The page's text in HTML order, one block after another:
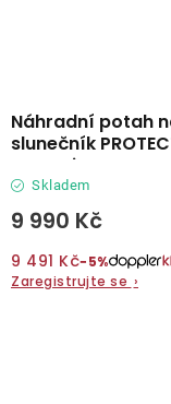
Náhradní potah
slunečník
antracit
Skladem
9 990 Kč
9 491 Kč−5%
Zaregistrujte se ›